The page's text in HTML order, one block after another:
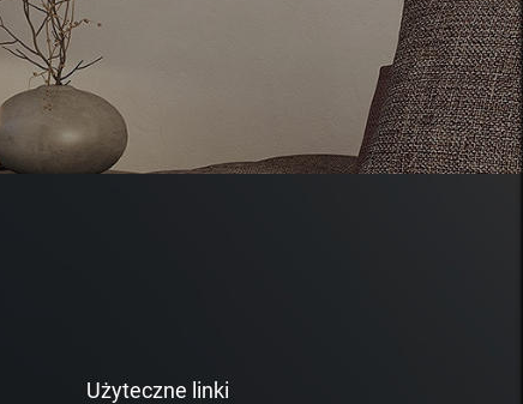
Użyteczne linki